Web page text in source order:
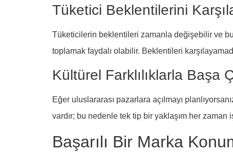
Tüketici Beklentilerini
Tüketicilerin beklentileri zamanla değişebilir ve
toplamak faydalı olabilir. Beklentileri
Kültürel Farklılıklarla Başa
Eğer uluslararası pazarlara açılmayı
vardır; bu nedenle tek tip bir yaklaşım her
Başarılı Bir Marka